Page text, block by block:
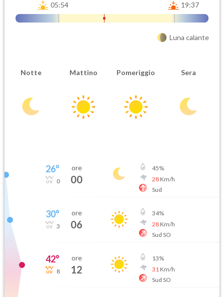
05:54 19:37
Luna calante
Notte Mattino Pomeriggio Sera
26°
0
ore
00
45%
28Km/h
Sud
30°
3
ore
06
34%
28Km/h
Sud SO
42°
8
ore
12
13%
31 Km/h
Sud SO